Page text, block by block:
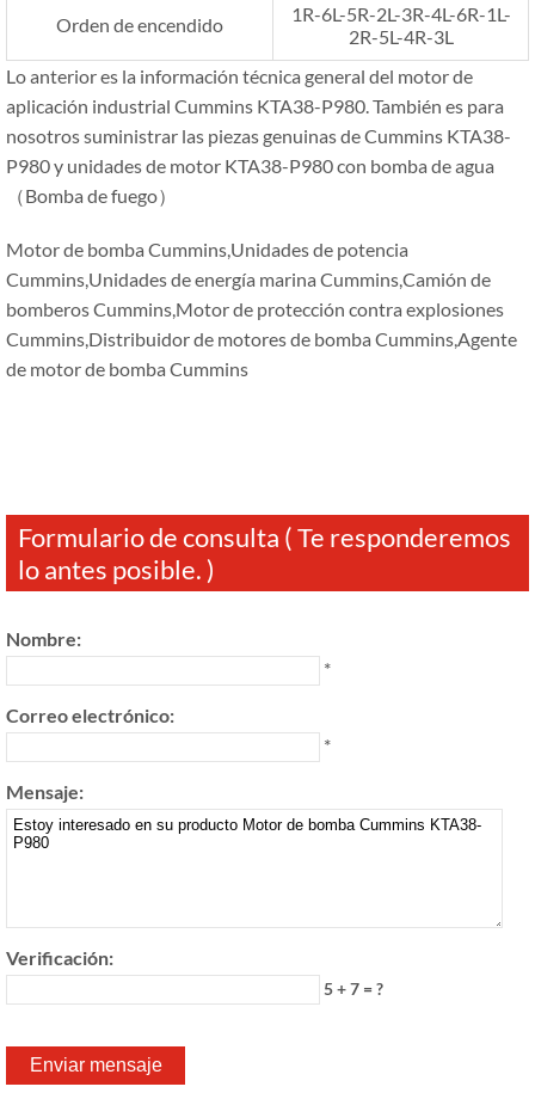
Orden de encendido
1R-6L-5R-2L-3R-4L-6R-1L-
2R-5L-4R-3L
Lo anterior es la información técnica general del motor de
aplicación industrial Cummins KTA38-P980. También es para
nosotros suministrar las piezas genuinas de Cummins KTA38-
P980 y unidades de motor KTA38-P980 con bomba de agua
（Bomba de fuego）
Motor de bomba Cummins,Unidades de potencia
Cummins,Unidades de energía marina Cummins,Camión de
bomberos Cummins,Motor de protección contra explosiones
Cummins,Distribuidor de motores de bomba Cummins,Agente
de motor de bomba Cummins
Formulario de consulta ( Te responderemos
lo antes posible. )
Nombre:
*
Correo electrónico:
*
Mensaje:
Verificación:
5 + 7 = ?